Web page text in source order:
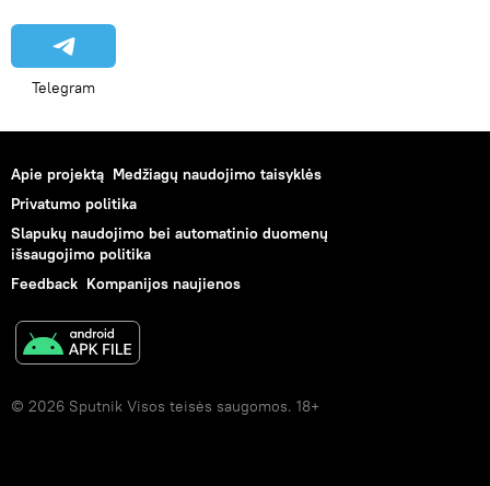
Telegram
Apie projektą Medžiagų naudojimo taisyklės
Privatumo politika
Slapukų naudojimo bei automatinio duomenų
išsaugojimo politika
Feedback Kompanijos naujienos
© 2026 Sputnik Visos teisės saugomos. 18+